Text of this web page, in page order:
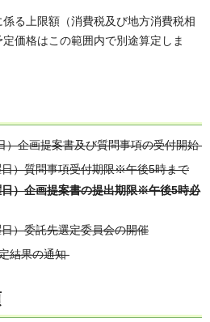
る上限額（消費税及び地方消費税相
価格はこの範囲内で別途算定しま
）企画提案書及び質問事項の受付開始
）質問事項受付期限※午後5時まで
）企画提案書の提出期限※午後5時必
）委託先選定委員会の開催
結果の通知